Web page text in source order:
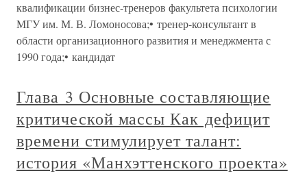
квалификации бизнес-тренеров факультета психологии
МГУ им. М. В. Ломоносова;• тренер-консультант в
области организационного развития и менеджмента с
1990 года;• кандидат
Глава 3 Основные составляющие
критической массы Как дефицит
времени стимулирует талант:
история «Манхэттенского проекта»